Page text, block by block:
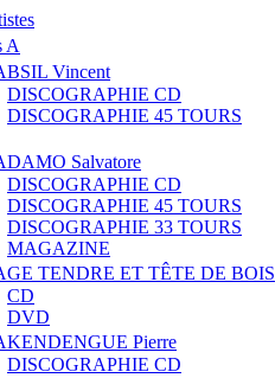
A
Vincent
DISCOGRAPHIE CD
DISCOGRAPHIE 45 TOURS
Salvatore
DISCOGRAPHIE CD
DISCOGRAPHIE 45 TOURS
DISCOGRAPHIE 33 TOURS
MAGAZINE
TENDRE ET TÊTE DE BOIS
CD
DVD
Pierre
DISCOGRAPHIE CD